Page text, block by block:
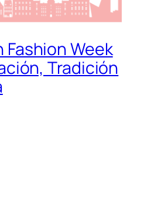
Week
Tradición